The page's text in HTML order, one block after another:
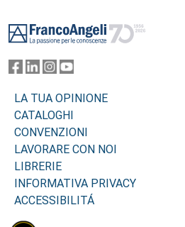
LA TUA OPINIONE
CATALOGHI
CONVENZIONI
LAVORARE CON NOI
LIBRERIE
INFORMATIVA PRIVACY
ACCESSIBILITÁ